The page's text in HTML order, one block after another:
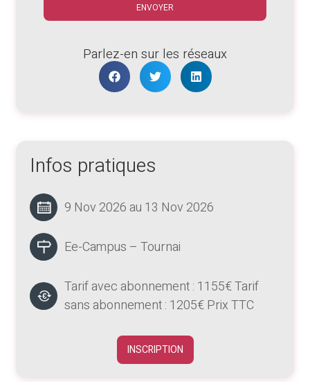
ENVOYER
Parlez-en sur les réseaux
Infos pratiques
9 Nov 2026 au 13 Nov 2026
Ee-Campus – Tournai
Tarif avec abonnement : 1155€ Tarif
sans abonnement : 1205€ Prix TTC
INSCRIPTION